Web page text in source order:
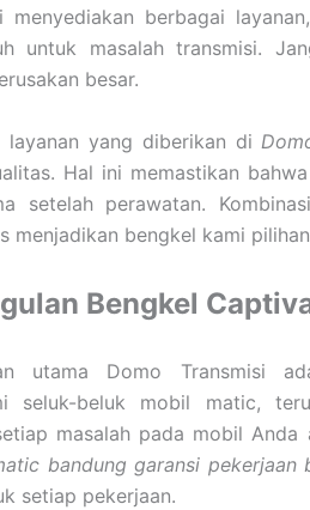
berbagai
untuk masalah transmisi.
besar.
layanan yang diberikan di
Hal ini memastikan
setelah perawatan.
menjadikan bengkel kami
Bengkel
utama Domo Transmisi
seluk-beluk mobil matic,
masalah pada mobil
bandung garansi pekerjaan
setiap pekerjaan.